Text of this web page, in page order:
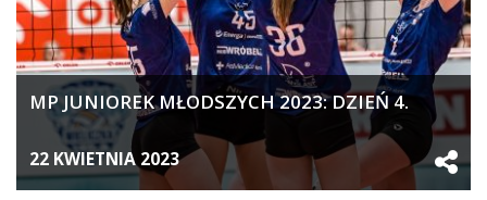
MP JUNIOREK MŁODSZYCH 2023: DZIEŃ 4.
22 KWIETNIA 2023